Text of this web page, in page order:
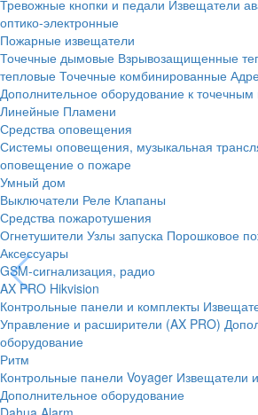
Тревожные кнопки и педали Извещатели
оптико-электронные
Пожарные извещатели
Точечные дымовые Взрывозащищенные
тепловые Точечные комбинированные
Дополнительное оборудование к
Линейные Пламени
Средства оповещения
Системы оповещения, музыкальная
оповещение о пожаре
Умный дом
Выключатели Реле Клапаны
Средства пожаротушения
Огнетушители Узлы запуска Порошковое
Аксессуары
GSM-сигнализация, радио
AX PRO Hikvision
Контрольные панели и комплекты
Управление и расширители (AX PRO)
оборудование
Ритм
Контрольные панели Voyager Извещатели
Дополнительное оборудование